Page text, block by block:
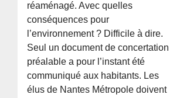
réaménagé. Avec quelles
conséquences pour
l’environnement ? Difficile à dire.
Seul un document de concertation
préalable a pour l’instant été
communiqué aux habitants. Les
élus de Nantes Métropole doivent